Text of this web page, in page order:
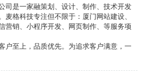
司是一家融策划、设计、制作、技术开发
麦格科技专注但不限于：厦门网站建设、
营销、小程序开发、网页制作、等服务项
户至上，品质优先。为追求客户满意，一